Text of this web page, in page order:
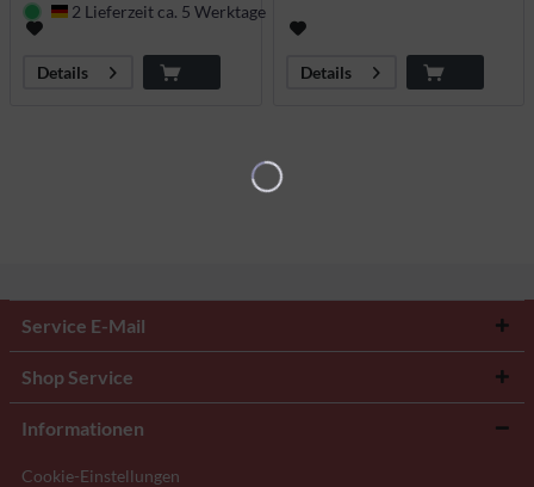
Deutschland
2 Lieferzeit ca. 5 Werktage
Details Details
Service E-Mail
Shop Service
Informationen
Cookie-Einstellungen